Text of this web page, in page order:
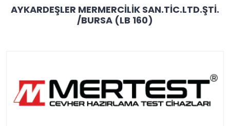
AYKARDEŞLER MERMERCİLİK SAN.TİC.LTD.ŞTİ.
/BURSA (LB 160)